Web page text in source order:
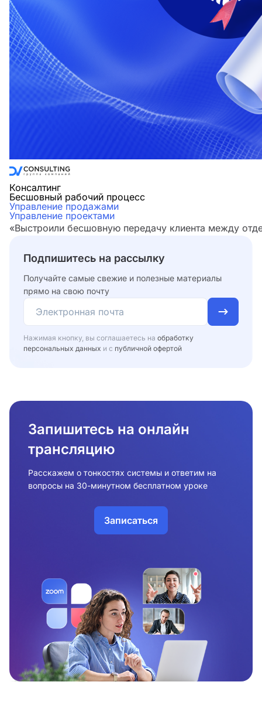
Консалтинг
Бесшовный рабочий процесс
Управление продажами
Управление проектами
«Выстроили бесшовную передачу клиента между
Подпишитесь на рассылку
Получайте самые свежие и полезные материалы
прямо на свою почту
Нажимая кнопку, вы соглашаетесь на обработку
персональных данных и с публичной офертой
Запишитесь на онлайн
трансляцию
Расскажем о тонкостях системы и ответим на
вопросы на 30-минутном бесплатном уроке
Записаться